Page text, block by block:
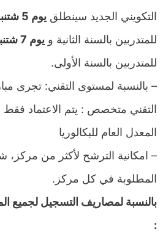
التكويني الجديد سينطلق يوم 5 شتنبر 2023
للمتدربين بالسنة الثانية و يوم 7 شتنبر 2023
للمتدربين بالسنة الأولى.
– بالنسبة لمستوى التقني: تجرى
التقني متخصص : يتم الاعتماد فقط
المعدل العام للبكالوريا
– امكانية الترشح لأكثر من مركز،
المطلوبة في كل مركز.
بالنسبة لمصاريف التسجيل لجميع
: